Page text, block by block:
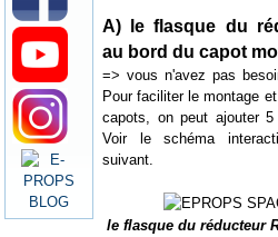
A) le flasque du
au bord du capot
=> vous n'avez pas
Pour faciliter le montage
capots, on peut ajouter
Voir le schéma
suivant.
le flasque du réducteur